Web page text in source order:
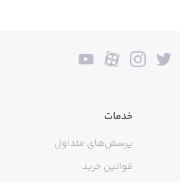
خدمات
پرسش‌های متداول
قوانین خرید